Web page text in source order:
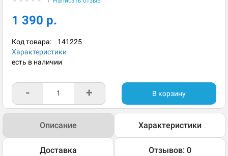
1 390 р.
Код товара: 141225
Характеристики
есть в наличии
- + В корзину
Описание Характеристики
Доставка Отзывов: 0